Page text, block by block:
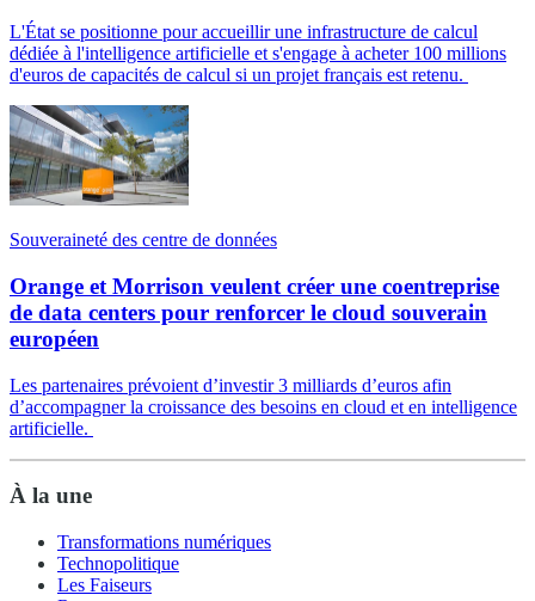
L'État se positionne pour accueillir une infrastructure de calcul
dédiée à l'intelligence artificielle et s'engage à acheter 100 millions
d'euros de capacités de calcul si un projet français est retenu.
Souveraineté des centre de données
Orange et Morrison veulent créer une coentreprise
de data centers pour renforcer le cloud souverain
européen
Les partenaires prévoient d’investir 3 milliards d’euros afin
d’accompagner la croissance des besoins en cloud et en intelligence
artificielle.
À la une
Transformations numériques
Technopolitique
Les Faiseurs